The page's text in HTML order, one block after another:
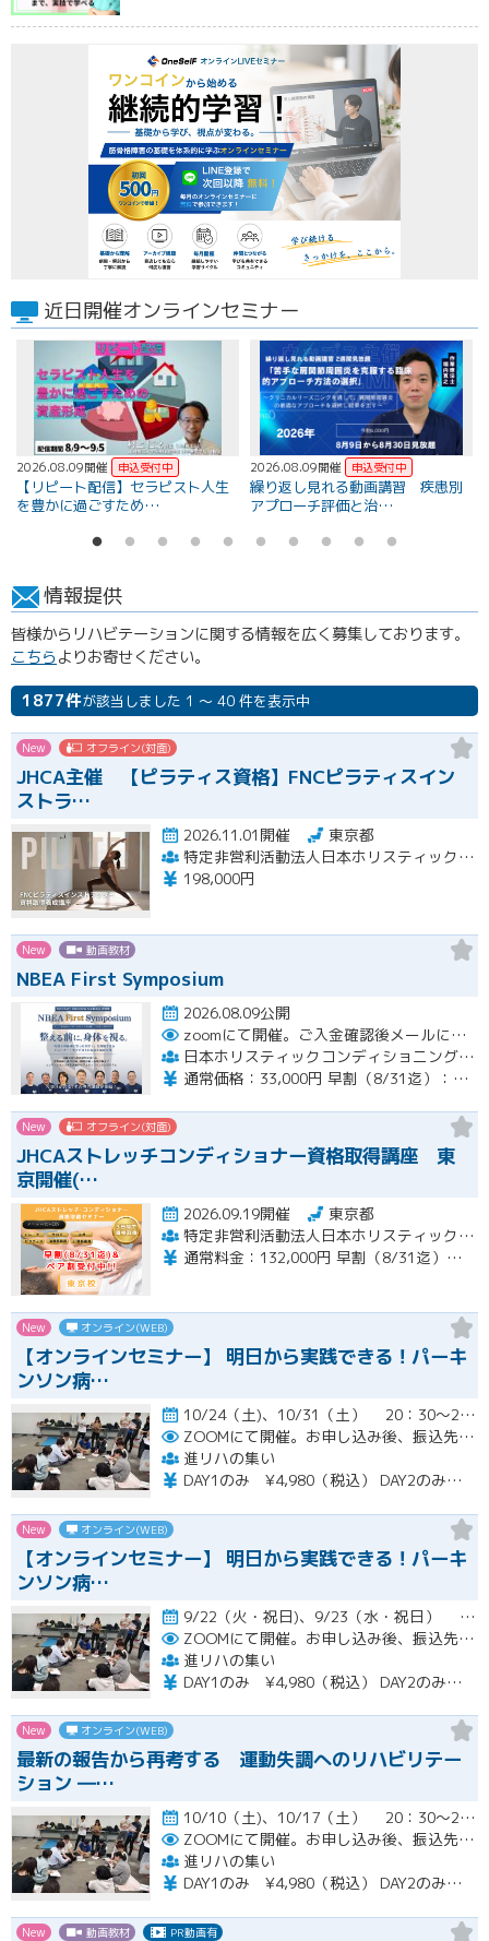
近日開催オンラインセミナー
2026.08.09開催
【リピート配信】セラピスト人生
を豊かに過ごすため…
2026.08.09開催
繰り返し見れる動画講習 疾患別
アプローチ評価と治…
情報提供
皆様からリハビテーションに関する情報を広く募集しております。
こちらよりお寄せください。
1877件が該当しました 1 ～ 40 件を表示中
New オフライン(対面)
JHCA主催 【ピラティス資格】FNCピラティスイン
ストラ…
2026.11.01開催
東京都
特定非営利活動法人日本ホリスティックコンディショニング協会
198,000円
New 動画教材
NBEA First Symposium
2026.08.09公開
zoomにて開催。ご入金確認後メールにてURLをお送りいたします。
日本ホリスティックコンディショニング協会
通常価格：33,000円 早割（8/31迄）：22,000円
New オフライン(対面)
JHCAストレッチコンディショナー資格取得講座 東
京開催(…
2026.09.19開催
東京都
特定非営利活動法人日本ホリスティックコンディショニング協会
通常料金：132,000円 早割（8/31迄）：120,000円 ペア割：110,000円
New オンライン(WEB)
【オンラインセミナー】 明日から実践できる！パーキ
ンソン病…
10/24（土)、10/31（土） 20：30～22：00開催
ZOOMにて開催。お申し込み後、振込先の案内メールをお送り致します。
進リハの集い
DAY1のみ ¥4,980（税込） DAY2のみ ¥4,980（税込） 2日間セット ¥7,980（税込）
New オンライン(WEB)
【オンラインセミナー】 明日から実践できる！パーキ
ンソン病…
9/22（火・祝日)、9/23（水・祝日） 20：30～22：00開催
ZOOMにて開催。お申し込み後、振込先の案内メールをお送り致します。
進リハの集い
DAY1のみ ¥4,980（税込） DAY2のみ ¥4,980（税込） 2日間セット ¥7,980（税込）
New オンライン(WEB)
最新の報告から再考する 運動失調へのリハビリテー
ション ―…
10/10（土)、10/17（土） 20：30～22：00開催
ZOOMにて開催。お申し込み後、振込先の案内メールをお送り致します。
進リハの集い
DAY1のみ ¥4,980（税込） DAY2のみ ¥4,980（税込） 2日間セット ¥7,980（税込）
New 動画教材 PR動画有